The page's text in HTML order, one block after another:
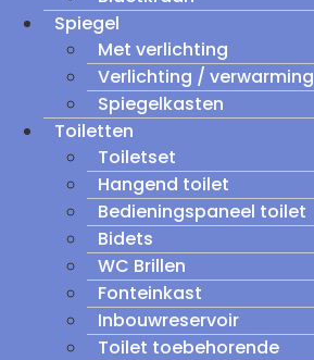
Spiegel
Met verlichting
Verlichting / verwarming
Spiegelkasten
Toiletten
Toiletset
Hangend toilet
Bedieningspaneel toilet
Bidets
WC Brillen
Fonteinkast
Inbouwreservoir
Toilet toebehorende